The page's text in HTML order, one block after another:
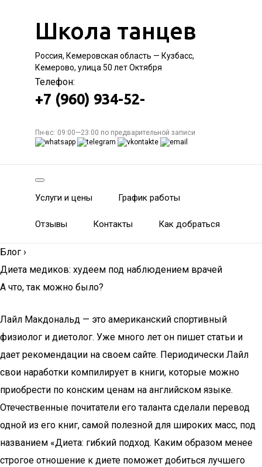
Школа танцев
Россия, Кемеровская область — Кузбасс,
Кемерово, улица 50 лет Октября
Телефон:
+7 (960) 934-52-
Пн-вс: 09:00—23:00 по предварительной записи
Услуги и цены График работы
Отзывы Контакты Как добраться
Блог ›
Диета медиков: худеем под наблюдением врачей
А что, так можно было?
Лайл Макдональд — это американский спортивный
физиолог и диетолог. Уже много лет он пишет статьи и
дает рекомендации на своем сайте. Периодически Лайл
свои наработки компилирует в книги, которые можно
приобрести по конским ценам на английском языке.
Отечественные почитатели его таланта сделали перевод
одной из его книг, самой полезной для широких масс, под
названием «Диета: гибкий подход. Каким образом менее
строгое отношение к диете поможет добиться лучшего